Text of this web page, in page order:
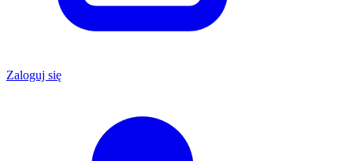
Zaloguj się